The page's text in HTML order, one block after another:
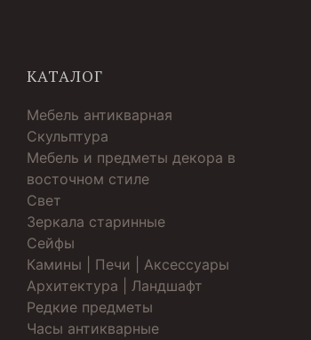
КАТАЛОГ
Мебель антикварная
Скульптура
Мебель и предметы декора в
восточном стиле
Свет
Зеркала старинные
Cейфы
Камины | Печи | Аксессуары
Архитектура | Ландшафт
Редкие предметы
Часы антикварные